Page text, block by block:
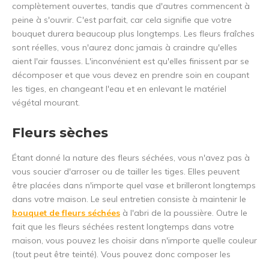
complètement ouvertes, tandis que d'autres commencent à
peine à s'ouvrir. C'est parfait, car cela signifie que votre
bouquet durera beaucoup plus longtemps. Les fleurs fraîches
sont réelles, vous n'aurez donc jamais à craindre qu'elles
aient l'air fausses. L'inconvénient est qu'elles finissent par se
décomposer et que vous devez en prendre soin en coupant
les tiges, en changeant l'eau et en enlevant le matériel
végétal mourant.
Fleurs sèches
Étant donné la nature des fleurs séchées, vous n'avez pas à
vous soucier d'arroser ou de tailler les tiges. Elles peuvent
être placées dans n'importe quel vase et brilleront longtemps
dans votre maison. Le seul entretien consiste à maintenir le
bouquet de fleurs séchées à l'abri de la poussière. Outre le
fait que les fleurs séchées restent longtemps dans votre
maison, vous pouvez les choisir dans n'importe quelle couleur
(tout peut être teinté). Vous pouvez donc composer les